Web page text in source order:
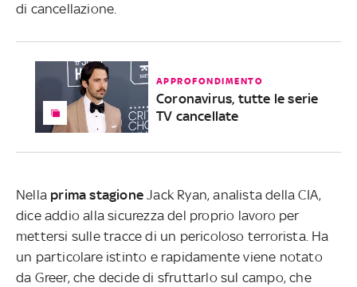
di cancellazione.
APPROFONDIMENTO
Coronavirus, tutte le serie
TV cancellate
Nella prima stagione Jack Ryan, analista della CIA,
dice addio alla sicurezza del proprio lavoro per
mettersi sulle tracce di un pericoloso terrorista. Ha
un particolare istinto e rapidamente viene notato
da Greer, che decide di sfruttarlo sul campo, che